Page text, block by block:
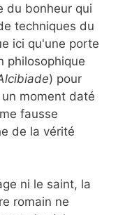
du bonheur qui
techniques du
ici qu'une porte
philosophique
) pour
moment daté
fausse
de la vérité
ni le saint, la
romain ne